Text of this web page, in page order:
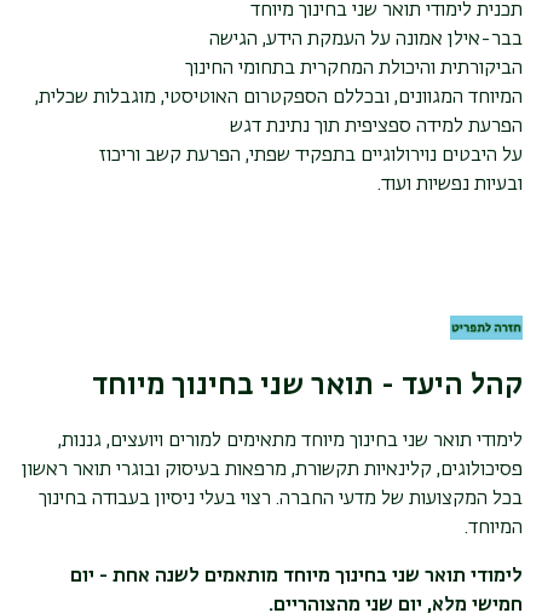
פרופ'
ליפשיץ חפציבה
ראשת התוכנית לתואר שני חינוך מיוחד- מוגבלות שכלית | יו"ר
הקתדרא לחקר וקידום כושר השתנות האדם ע"ש מצ'אדו | פרוייקט
פרופ' חבר
עדן סיגל
פרופסור חבר | ראשת התוכנית לתואר שני בחינוך מיוחד
sigal.eden@biu.ac.il
תכנית לימודי תואר שני בחינוך מיוחד
בבר-אילן אמונה על העמקת הידע, הגישה
הביקורתית והיכולת המחקרית בתחומי החינוך
המיוחד המגוונים, ובכללם הספקטרום האוטיסטי, מוגבלות שכלית,
הפרעת למידה ספציפית תוך נתינת דגש
על היבטים נוירולוגיים בתפקיד שפתי, הפרעת קשב וריכוז
ובעיות נפשיות ועוד.
קהל היעד - תואר שני בחינוך מיוחד
לימודי תואר שני בחינוך מיוחד מתאימים למורים ויועצים, גננות,
פסיכולוגים, קלינאיות תקשורת, מרפאות בעיסוק ובוגרי תואר ראשון
בכל המקצועות של מדעי החברה. רצוי בעלי ניסיון בעבודה בחינוך
המיוחד.
לימודי תואר שני בחינוך מיוחד מותאמים לשנה אחת - יום
חמישי מלא, יום שני מהצוהריים.